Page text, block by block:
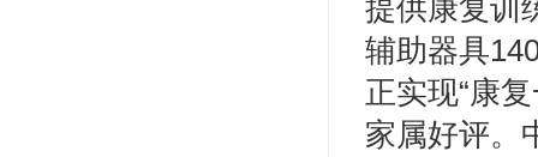
提供康复训
辅助器具
正实现“康
家属好评。